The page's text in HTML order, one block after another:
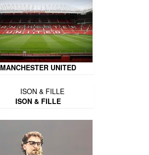
MANCHESTER UNITED
ISON & FILLE